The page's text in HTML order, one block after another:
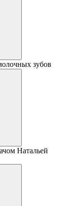
зубов
Натальей